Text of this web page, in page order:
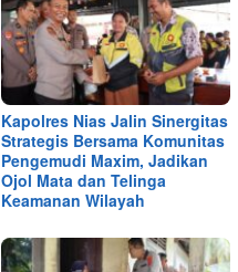
Kapolres Nias Jalin Sinergitas
Strategis Bersama Komunitas
Pengemudi Maxim, Jadikan
Ojol Mata dan Telinga
Keamanan Wilayah